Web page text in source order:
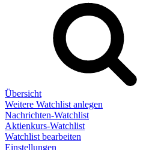
Übersicht
Weitere Watchlist anlegen
Nachrichten-Watchlist
Aktienkurs-Watchlist
Watchlist bearbeiten
Einstellungen